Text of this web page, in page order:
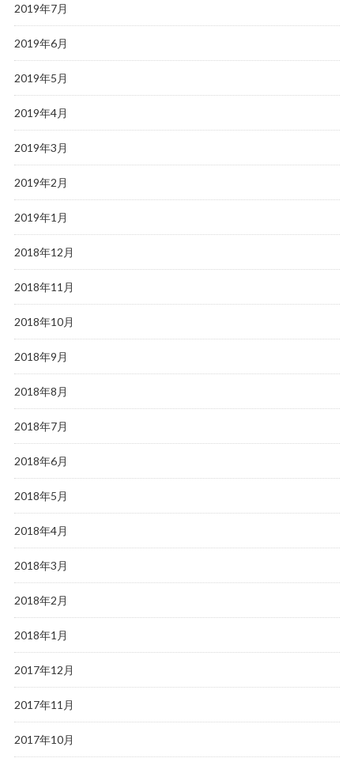
2019年7月
2019年6月
2019年5月
2019年4月
2019年3月
2019年2月
2019年1月
2018年12月
2018年11月
2018年10月
2018年9月
2018年8月
2018年7月
2018年6月
2018年5月
2018年4月
2018年3月
2018年2月
2018年1月
2017年12月
2017年11月
2017年10月